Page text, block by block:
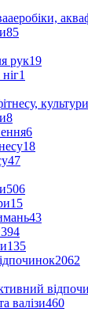
85
рук19
1
8
6
18
47
506
15
43
394
135
2062
валізи460